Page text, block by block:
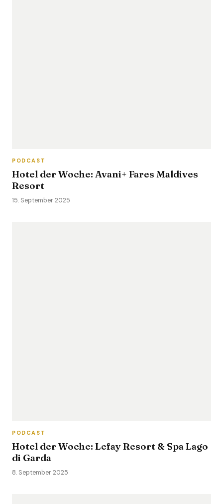
PODCAST
Hotel der Woche: Avani+ Fares Maldives
Resort
15. September 2025
PODCAST
Hotel der Woche: Lefay Resort & Spa Lago
di Garda
8. September 2025